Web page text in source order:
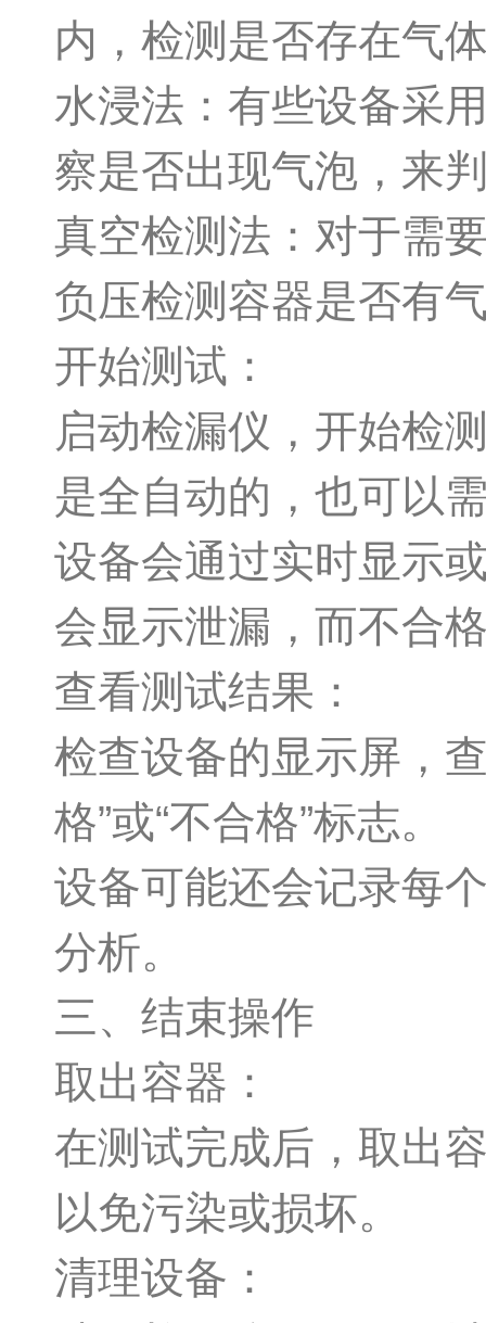
内，检测是否存在气
水浸法：有些设备采
察是否出现气泡，来
真空检测法：对于需
负压检测容器是否有
开始测试：
启动检漏仪，开始检
是全自动的，也可以
设备会通过实时显示
会显示泄漏，而不合
查看测试结果：
检查设备的显示屏，
格”或“不合格”标志。
设备可能还会记录每
分析。
三、结束操作
取出容器：
在测试完成后，取出
以免污染或损坏。
清理设备：